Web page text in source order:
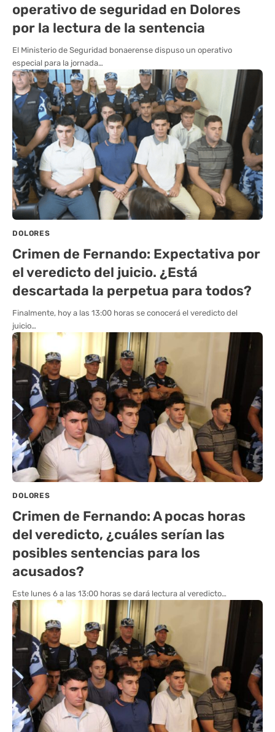
operativo de seguridad en Dolores
por la lectura de la sentencia
El Ministerio de Seguridad bonaerense dispuso un operativo
especial para la jornada…
DOLORES
Crimen de Fernando: Expectativa por
el veredicto del juicio. ¿Está
descartada la perpetua para todos?
Finalmente, hoy a las 13:00 horas se conocerá el veredicto del
juicio…
DOLORES
Crimen de Fernando: A pocas horas
del veredicto, ¿cuáles serían las
posibles sentencias para los
acusados?
Este lunes 6 a las 13:00 horas se dará lectura al veredicto…